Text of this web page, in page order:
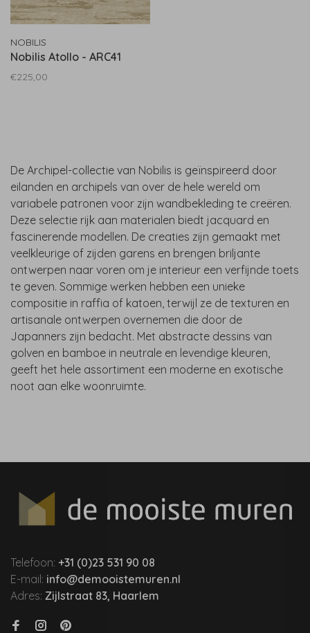
NOBILIS
Nobilis Atollo - ARC41
€225,00
De Archipel-collectie van Nobilis is geïnspireerd door
eilanden en archipels van over de hele wereld om
variabele patronen voor zijn wandbekleding te creëren.
Deze selectie rijk aan materialen biedt jacquard en
fascinerende modellen. De creaties zijn gemaakt met
veelkleurige of zijden garens en brengen briljante
ontwerpen naar voren om je interieur een verfijnde toets
te geven. Sommige werken hebben een unieke
compositie in raffia of katoen, terwijl ze de texturen en
artisanale ontwerpen overnemen die door de
Japanners zijn bedacht. Met abstracte dessins van
golven en bamboe in neutrale en levendige kleuren,
geeft het hele assortiment een moderne en exotische
noot aan elke woonruimte.
Telefoon: +31 (0)23 531 90 08
E-mail: info@demooistemuren.nl
Adres: Zijlstraat 83, Haarlem